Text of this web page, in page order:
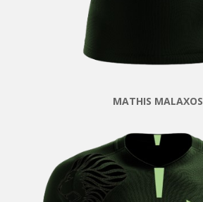
MATHIS MALAXOS